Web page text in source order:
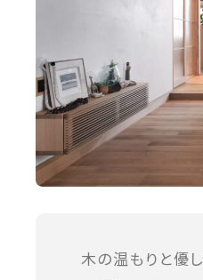
木の温もりと優